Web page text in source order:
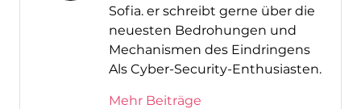
Sofia. er schreibt gerne über die
neuesten Bedrohungen und
Mechanismen des Eindringens
Als Cyber-Security-Enthusiasten.
Mehr Beiträge